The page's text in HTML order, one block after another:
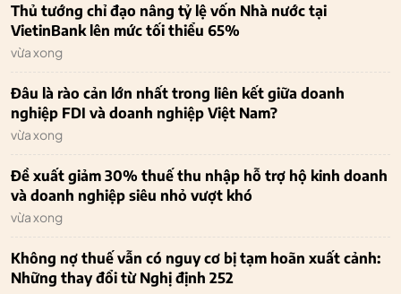
Thủ tướng chỉ đạo nâng tỷ lệ vốn Nhà nước tại
VietinBank lên mức tối thiểu 65%
vừa xong
Đâu là rào cản lớn nhất trong liên kết giữa doanh
nghiệp FDI và doanh nghiệp Việt Nam?
vừa xong
Đề xuất giảm 30% thuế thu nhập hỗ trợ hộ kinh doanh
và doanh nghiệp siêu nhỏ vượt khó
vừa xong
Không nợ thuế vẫn có nguy cơ bị tạm hoãn xuất cảnh:
Những thay đổi từ Nghị định 252